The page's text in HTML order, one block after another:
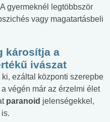
gyermeknél legtöbbször
vagy magatartásbeli
károsítja a
ivászat
ezáltal központi szerepbe
végén már az érzelmi élet
paranoid jelenségekkel,
is.